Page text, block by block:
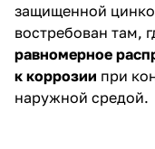
защищенной
востребован там,
равномерное
к коррозии при
наружной средой.